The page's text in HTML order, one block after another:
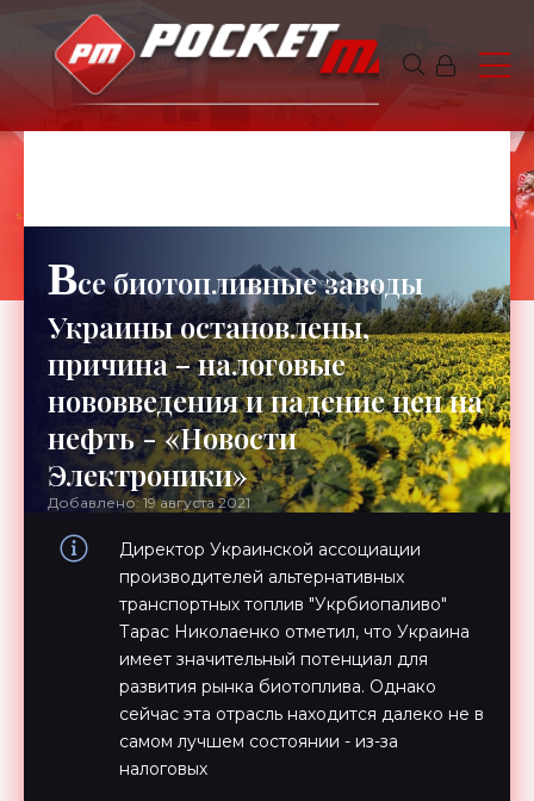
Все биотопливные заводы
Украины остановлены,
причина – налоговые
нововведения и падение цен на
нефть - «Новости
Электроники»
Добавлено: 19 августа 2021
Директор Украинской ассоциации
производителей альтернативных
транспортных топлив "Укрбиопаливо"
Тарас Николаенко отметил, что Украина
имеет значительный потенциал для
развития рынка биотоплива. Однако
сейчас эта отрасль находится далеко не в
самом лучшем состоянии - из-за
налоговых